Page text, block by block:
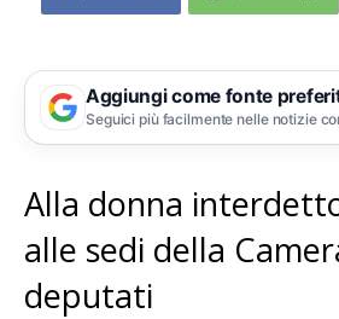
Aggiungi come fonte
Seguici più facilmente nelle notizie
Alla donna
alle sedi della
deputati